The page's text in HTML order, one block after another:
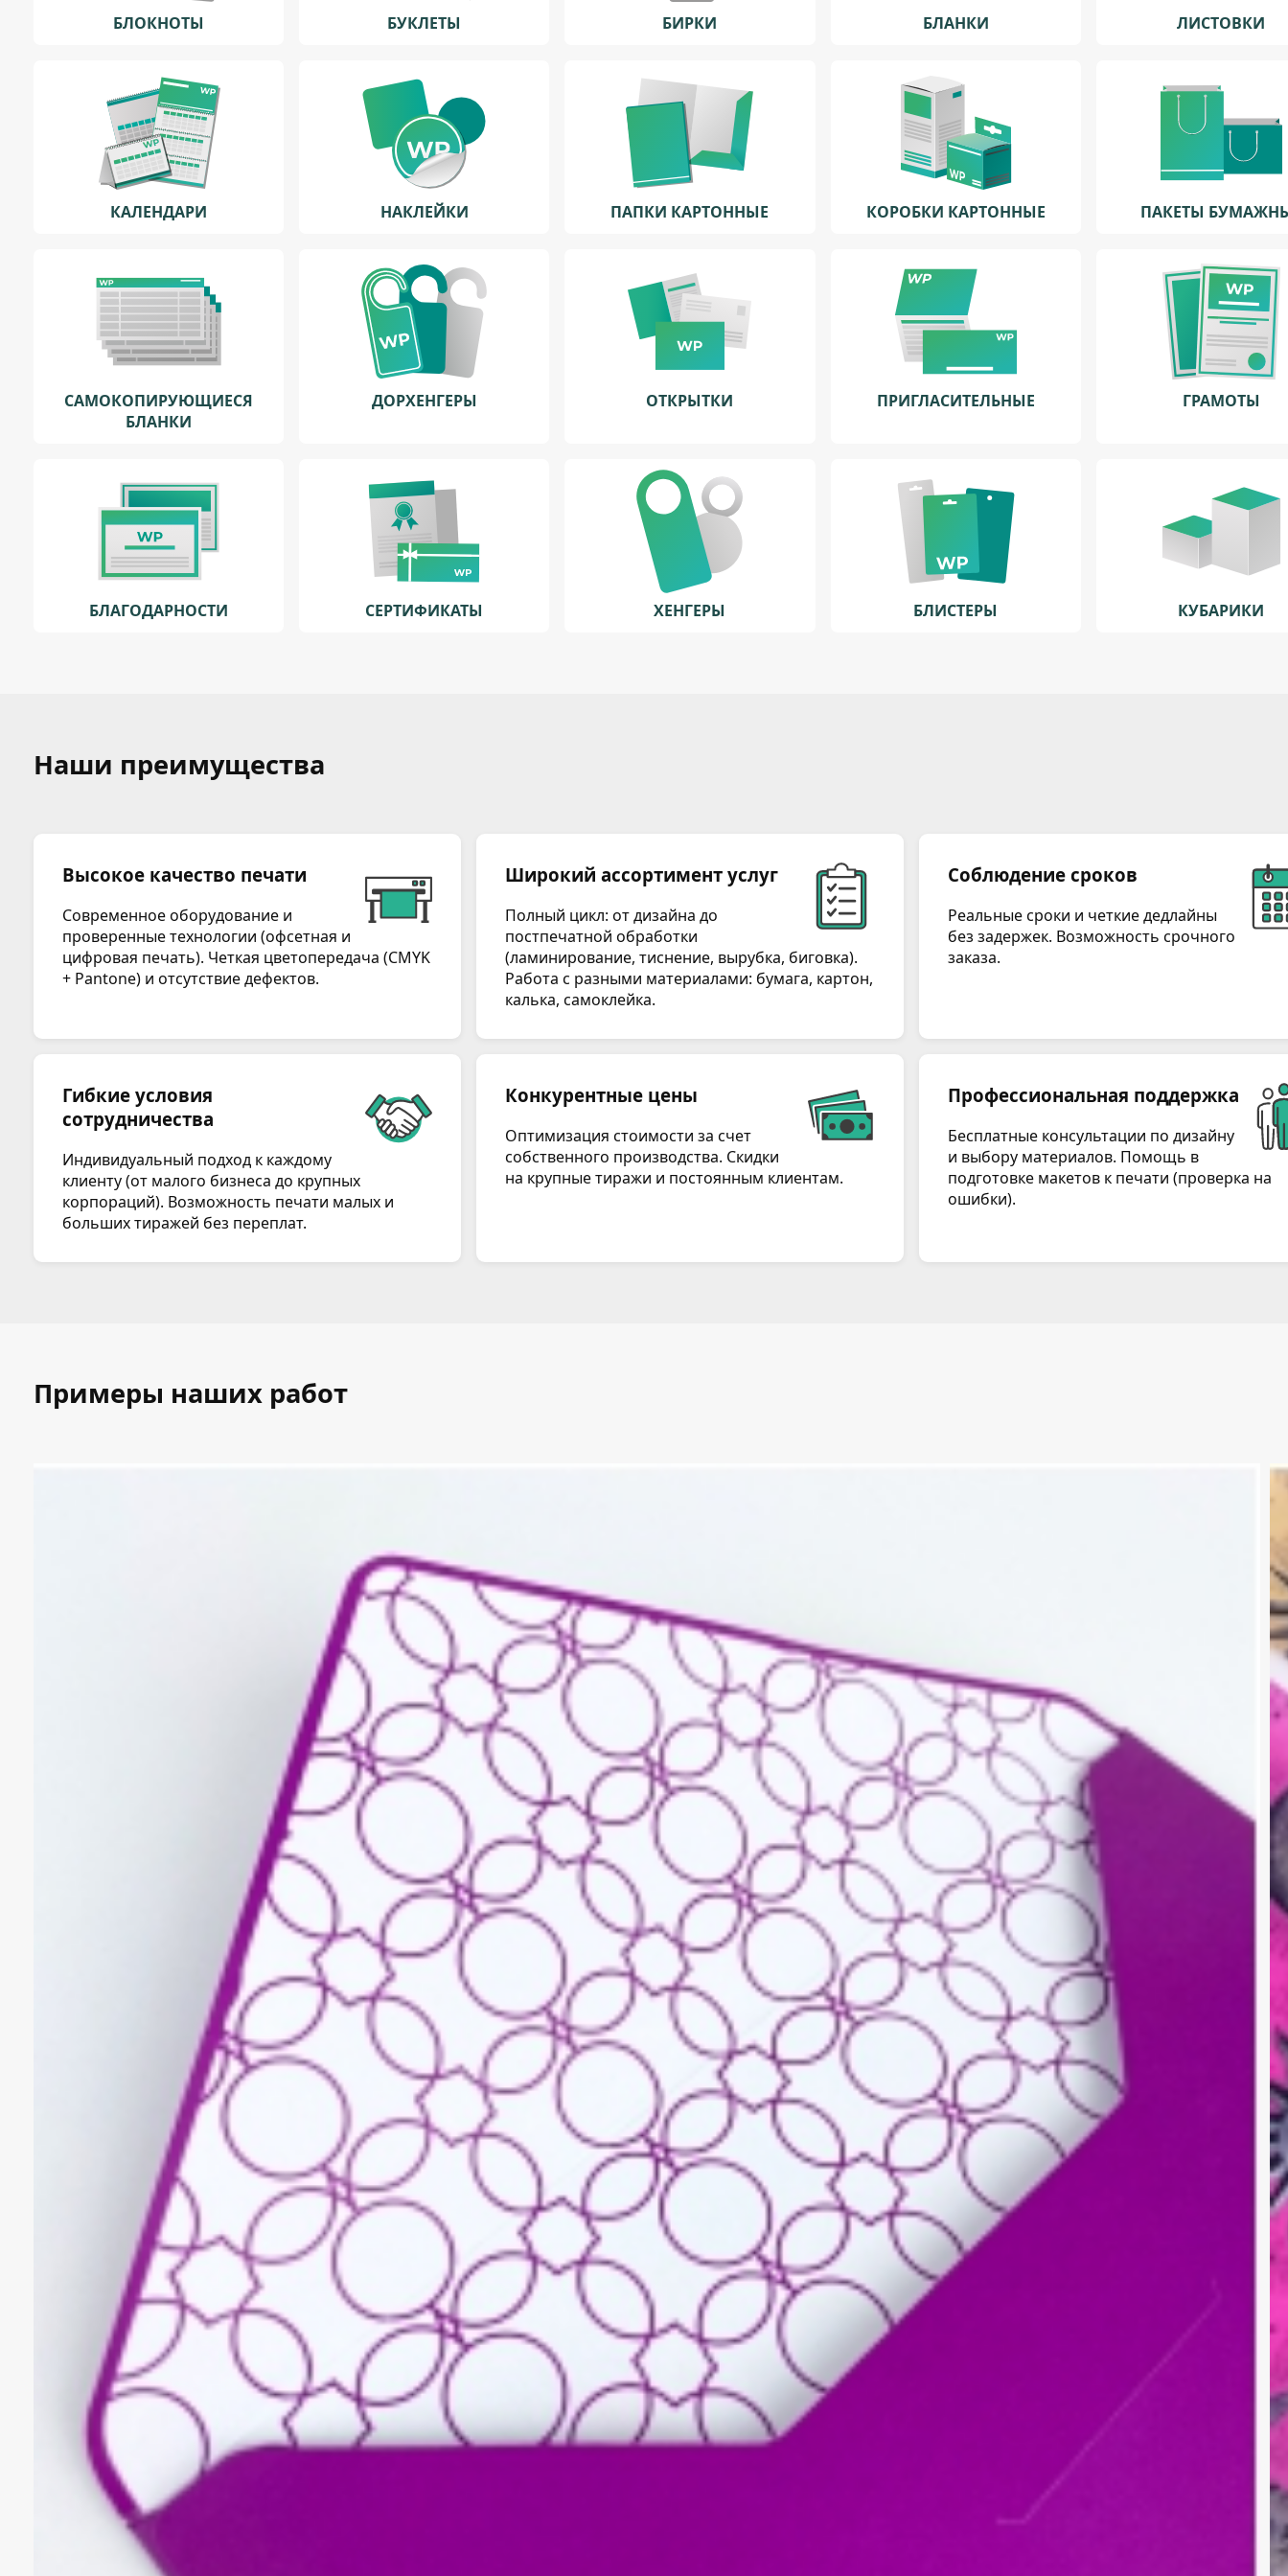
БЛОКНОТЫ БУКЛЕТЫ БИРКИ БЛАНКИ ЛИСТОВКИ
КАЛЕНДАРИ НАКЛЕЙКИ ПАПКИ КАРТОННЫЕ КОРОБКИ КАРТОННЫЕ ПАКЕТЫ
САМОКОПИРУЮЩИЕСЯ
БЛАНКИ
ДОРХЕНГЕРЫ ОТКРЫТКИ ПРИГЛАСИТЕЛЬНЫЕ ГРАМОТЫ
БЛАГОДАРНОСТИ СЕРТИФИКАТЫ ХЕНГЕРЫ БЛИСТЕРЫ КУБАРИКИ
Наши преимущества
Высокое качество печати
Современное оборудование и
проверенные технологии (офсетная и
цифровая печать). Четкая цветопередача (CMYK
+ Pantone) и отсутствие дефектов.
Широкий ассортимент услуг
Полный цикл: от дизайна до
постпечатной обработки
(ламинирование, тиснение, вырубка, биговка).
Работа с разными материалами: бумага, картон,
калька, самоклейка.
Соблюдение сроков
Реальные сроки и четкие дедлайны
без задержек. Возможность срочного
заказа.
Гибкие условия
сотрудничества
Индивидуальный подход к каждому
клиенту (от малого бизнеса до крупных
корпораций). Возможность печати малых и
больших тиражей без переплат.
Конкурентные цены
Оптимизация стоимости за счет
собственного производства. Скидки
на крупные тиражи и постоянным клиентам.
Профессиональная поддержка
Бесплатные консультации по дизайну
и выбору материалов. Помощь в
подготовке макетов к печати (проверка на
ошибки).
Примеры наших работ
Эл. почта:
Сообщение:
Загрузить файл(ы)
Нажмите на эту область для загрузки файла(ов)
или перенесите файл(ы) в это поле
Даю согласие на обработку персональных данных
Отправить